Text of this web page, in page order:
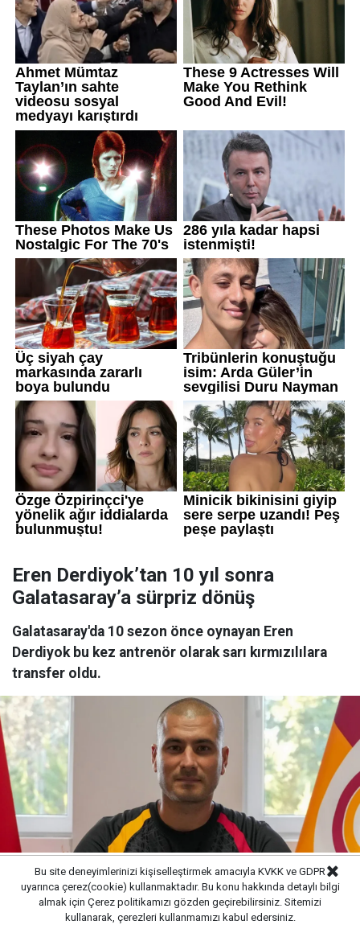
Eren Derdiyok’tan 10 yıl sonra
Galatasaray’a sürpriz dönüş
Galatasaray'da 10 sezon önce oynayan Eren
Derdiyok bu kez antrenör olarak sarı kırmızılılara
transfer oldu.
07/08/2026 20:24
Bu site deneyimlerinizi kişiselleştirmek amacıyla KVKK ve GDPR
uyarınca çerez(cookie) kullanmaktadır. Bu konu hakkında detaylı bilgi
almak için Çerez politikamızı gözden geçirebilirsiniz. Sitemizi
kullanarak, çerezleri kullanmamızı kabul edersiniz.